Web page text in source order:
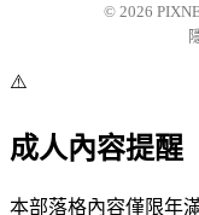
© 2026
⚠️
成人內容提醒
本部落格內容僅限年